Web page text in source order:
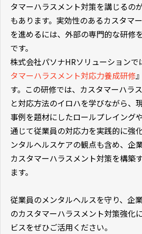
タマーハラスメント対策を講じるの
もあります。実効性のあるカスタマ
を進めるには、外部の専門的な研修
です。
株式会社パソナHRソリューションで
タマーハラスメント対応力養成研修
す。この研修では、カスタマーハラ
と対応方法のイロハを学びながら、
事例を題材にしたロールプレイング
通じて従業員の対応力を実践的に強
ンタルヘルスケアの観点も含め、企
カスタマーハラスメント対策を構築
ます。
従業員のメンタルヘルスを守り、企
のカスタマーハラスメント対策強化
ビスをぜひご活用ください。